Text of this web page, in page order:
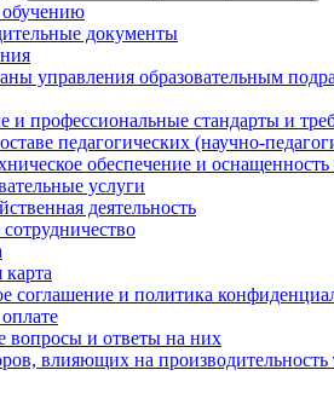
документы
управления образовательным
и профессиональные стандарты и
педагогических (научно-
обеспечение и оснащенность
услуги
деятельность
карта
соглашение и политика
вопросы и ответы на них
влияющих на производительность